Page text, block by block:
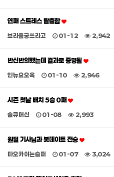
연패 스트레스 탈출함
브라움궁쓰라고 01-12 2,942
반신반의했는데 결과로 증명됨
인뉴요오옥 01-10 2,946
시즌 첫날 배치 5승 0패
솔큐머신 01-08 2,993
원딜 기사님과 봇데이트 전승
마오카이는슬퍼 01-07 3,024